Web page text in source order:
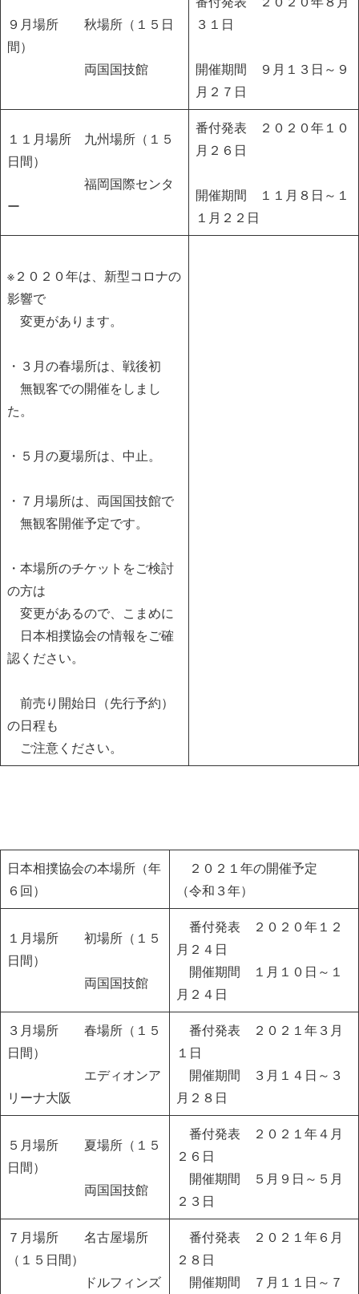
９月場所 秋場所（１５日
間）
両国国技館
３１日
開催期間 ９月１３日～９
月２７日
１１月場所 九州場所（１５
日間）
福岡国際センタ
ー
番付発表 ２０２０年１０
月２６日
開催期間 １１月８日～１
１月２２日
※２０２０年は、新型コロナの
影響で
変更があります。
・３月の春場所は、戦後初
無観客での開催をしまし
た。
・５月の夏場所は、中止。
・７月場所は、両国国技館で
無観客開催予定です。
・本場所のチケットをご検討
の方は
変更があるので、こまめに
日本相撲協会の情報をご確
認ください。
前売り開始日（先行予約）
の日程も
ご注意ください。
日本相撲協会の本場所（年
６回）
２０２１年の開催予定
（令和３年）
１月場所 初場所（１５
日間）
両国国技館
番付発表 ２０２０年１２
月２４日
開催期間 １月１０日～１
月２４日
３月場所 春場所（１５
日間）
エディオンア
リーナ大阪
番付発表 ２０２１年３月
１日
開催期間 ３月１４日～３
月２８日
５月場所 夏場所（１５
日間）
両国国技館
番付発表 ２０２１年４月
２６日
開催期間 ５月９日～５月
２３日
７月場所 名古屋場所
（１５日間）
ドルフィンズ
番付発表 ２０２１年６月
２８日
開催期間 ７月１１日～７